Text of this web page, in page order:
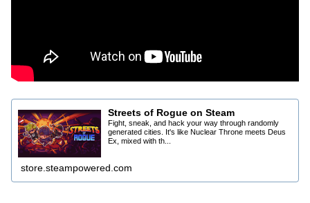
Streets of Rogue on Steam
Fight, sneak, and hack your way through randomly
generated cities. It's like Nuclear Throne meets Deus
Ex, mixed with th...
store.steampowered.com